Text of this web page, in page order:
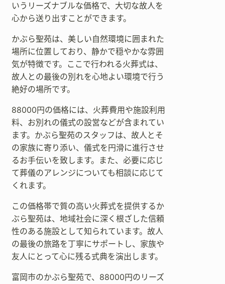
いうリーズナブルな価格で、大切な故人を
心から送り出すことができます。
かぶら聖苑は、美しい自然環境に囲まれた
場所に位置しており、静かで穏やかな雰囲
気が特徴です。ここで行われる火葬式は、
故人との最後の別れを心地よい環境で行う
絶好の場所です。
88000円の価格には、火葬費用や施設利用
料、お別れの儀式の設営などが含まれてい
ます。かぶら聖苑のスタッフは、故人とそ
の家族に寄り添い、儀式を円滑に進行させ
るお手伝いを致します。また、必要に応じ
て葬儀のアレンジについても相談に応じて
くれます。
この価格帯で質の高い火葬式を提供するか
ぶら聖苑は、地域社会に深く根ざした信頼
性のある施設として知られています。故人
の最後の旅路を丁寧にサポートし、家族や
友人にとって心に残る式典を演出します。
富岡市のかぶら聖苑で、88000円のリーズ